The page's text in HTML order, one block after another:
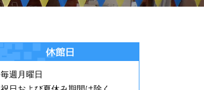
休館日
毎週月曜日